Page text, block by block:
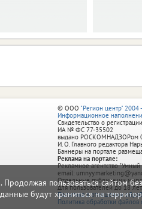
пользоваться сайтом
будут храниться на
© ООО "Регион центр" 2004
Информационное
Свидетельство о
ИА № ФС 77‑35502
выдано РОСКОМНАДЗОРом
И. О. Главного редактора
Баннеры на портале
Реклама на портале:
Рекламное агентство
email:
Отдельные публикации
для пользователей до 18 лет.
Политика в отношении
Политика обработки файлов